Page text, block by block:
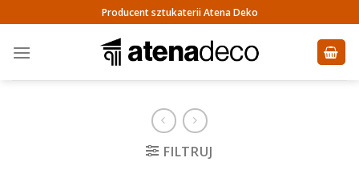
to
content
Producent sztukaterii Atena Deko
FILTRUJ